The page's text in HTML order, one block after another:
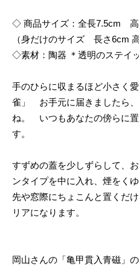
◇ 商品サイズ：全長7.5cm
（身だけのサイズ 長さ6cm
◇素材：陶器 ＊透明のステイ
手のひらに収まるほど小さく
雀」 お手元に届きましたら
ね。 いつもあなたの傍らに
す。
すずめの蓋を少しずらして、
ンタイプを中に入れ、煙をく
先や窓際にちょこんと置くだ
リアになります。
岡山さんの「亀甲貫入青磁」